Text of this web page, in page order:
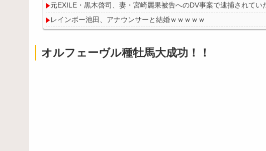
元EXILE・黒木啓司、妻・宮崎麗果被告へのDV事案で逮捕されて
レインボー池田、アナウンサーと結婚ｗｗｗｗｗ
【悲報】息子がみいちゃんのママ、限界を迎える「もう無理。普通
オルフェーヴル種牡馬大成功！！